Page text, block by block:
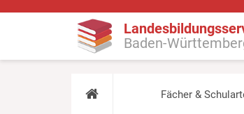
Baden-
Fächer &